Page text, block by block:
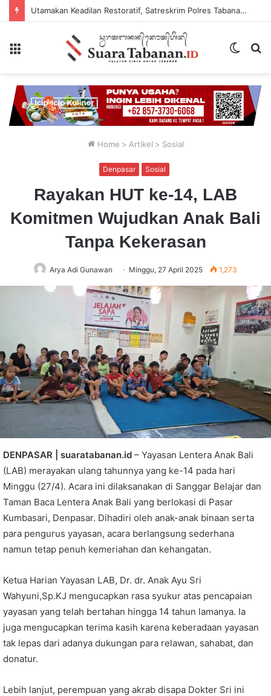
Utamakan Keadilan Restoratif, Satreskrim Polres Tabanan Gelar Perkara Kasus Penganiayaan Anak
Switch
Home > Artikel > Sosial
Denpasar Sosial
Rayakan HUT ke-14, LAB
Komitmen Wujudkan Anak Bali
Tanpa Kekerasan
Arya Adi Gunawan Minggu, 27 April 2025 1,273
DENPASAR | suaratabanan.id – Yayasan Lentera Anak Bali
(LAB) merayakan ulang tahunnya yang ke-14 pada hari
Minggu (27/4). Acara ini dilaksanakan di Sanggar Belajar dan
Taman Baca Lentera Anak Bali yang berlokasi di Pasar
Kumbasari, Denpasar. Dihadiri oleh anak-anak binaan serta
para pengurus yayasan, acara berlangsung sederhana
namun tetap penuh kemeriahan dan kehangatan.
Ketua Harian Yayasan LAB, Dr. dr. Anak Ayu Sri
Wahyuni,Sp.KJ mengucapkan rasa syukur atas pencapaian
yayasan yang telah bertahan hingga 14 tahun lamanya. Ia
juga mengucapkan terima kasih karena keberadaan yayasan
tak lepas dari adanya dukungan para relawan, sahabat, dan
donatur.
Lebih lanjut, perempuan yang akrab disapa Dokter Sri ini